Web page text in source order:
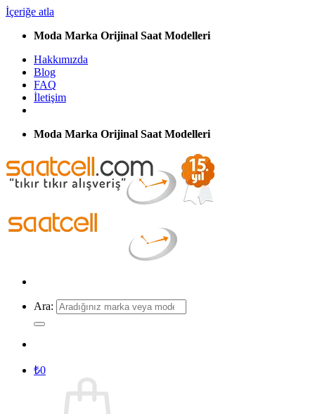
İçeriğe atla
Moda Marka Orijinal Saat Modelleri
Hakkımızda
Blog
FAQ
İletişim
Moda Marka Orijinal Saat Modelleri
Ara:
₺0